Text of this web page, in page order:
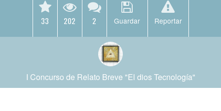
33 202 2 Guardar Reportar
I Concurso de Relato Breve "El dios Tecnología"